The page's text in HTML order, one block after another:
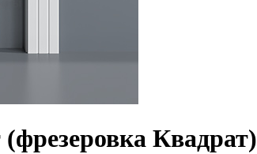
Квадрат)